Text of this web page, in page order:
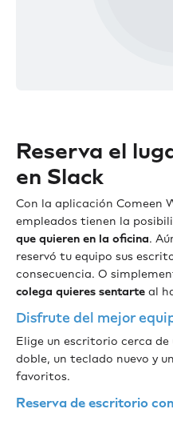
Reserva el
en Slack
Con la aplicación Comeen
empleados tienen la
que quieren en la oficina.
reservó tu equipo sus
consecuencia. O
colega quieres sentarte al
Disfrute del mejor
Elige un escritorio cerca
doble, un teclado nuevo y
favoritos.
Reserva de escritorio